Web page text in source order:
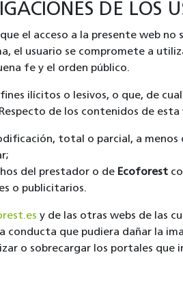
DE LOS
el acceso a la presente web
el usuario se compromete a
fe y el orden público.
ilícitos o lesivos, o que, de
de los contenidos de esta
total o parcial, a menos
del prestador o de Ecoforest
o publicitarios.
y de las otras webs de las
conducta que pudiera dañar la
o sobrecargar los portales